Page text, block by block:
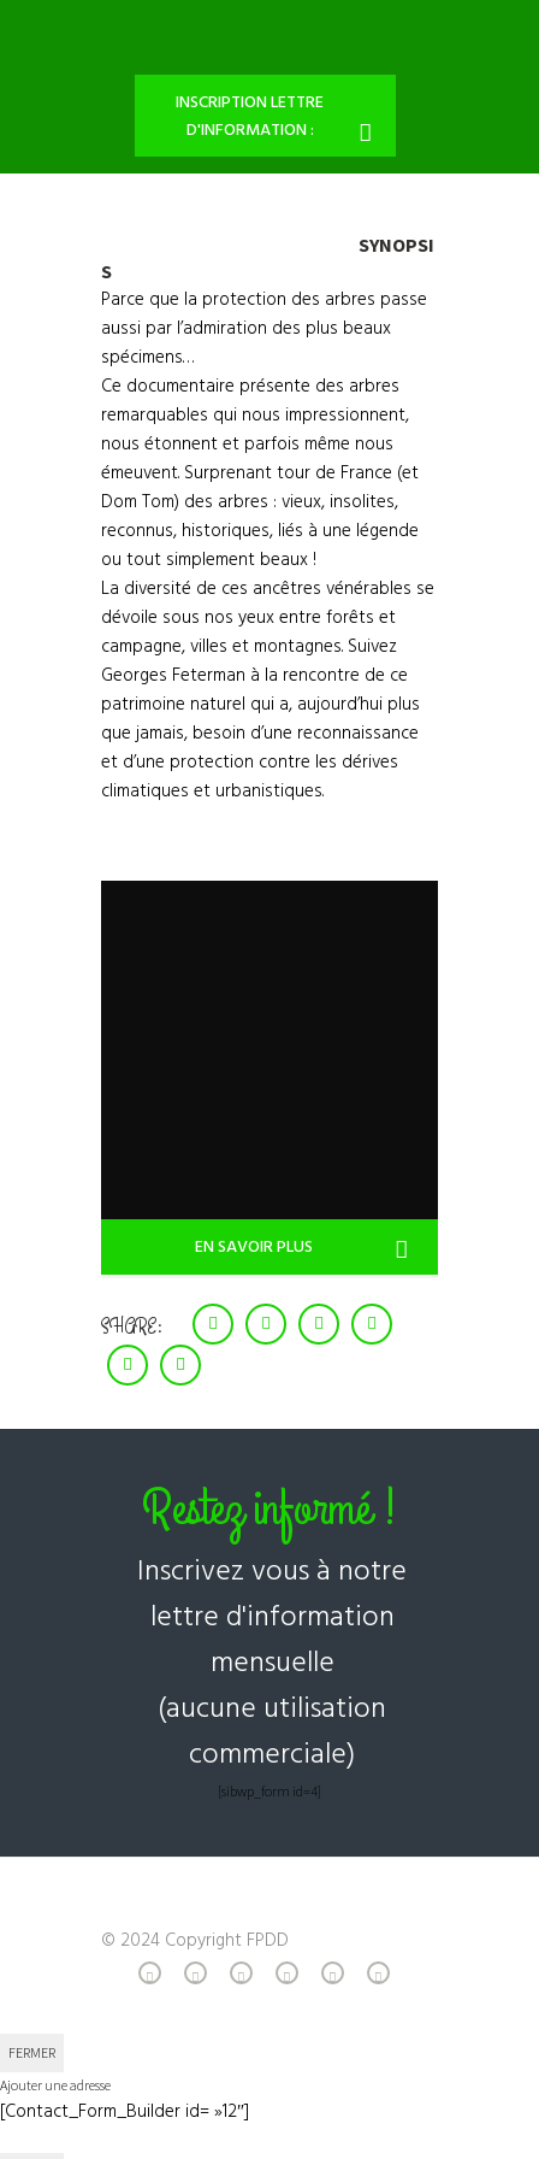
INSCRIPTION LETTRE
D'INFORMATION :
SYNOPSI
S
Parce que la protection des arbres passe
aussi par l’admiration des plus beaux
spécimens…
Ce documentaire présente des arbres
remarquables qui nous impressionnent,
nous étonnent et parfois même nous
émeuvent. Surprenant tour de France (et
Dom Tom) des arbres : vieux, insolites,
reconnus, historiques, liés à une légende
ou tout simplement beaux !
La diversité de ces ancêtres vénérables se
dévoile sous nos yeux entre forêts et
campagne, villes et montagnes. Suivez
Georges Feterman à la rencontre de ce
patrimoine naturel qui a, aujourd’hui plus
que jamais, besoin d’une reconnaissance
et d’une protection contre les dérives
climatiques et urbanistiques.
EN SAVOIR PLUS
SHARE:
Restez informé !
Inscrivez vous à notre
lettre d'information
mensuelle
(aucune utilisation
commerciale)
[sibwp_form id=4]
© 2024 Copyright FPDD
FERMER
Ajouter une adresse
[Contact_Form_Builder id= »12″]